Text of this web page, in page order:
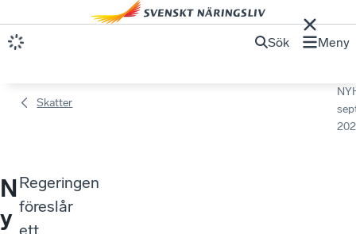
Sök Meny
Skatter
N
y
Regeringen
föreslår
ett